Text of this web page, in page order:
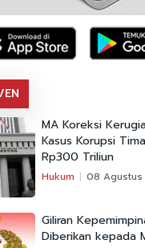
MA Koreksi
Kasus Korupsi
Rp300 Triliun
Hukum 08
Giliran
Diberikan kepada